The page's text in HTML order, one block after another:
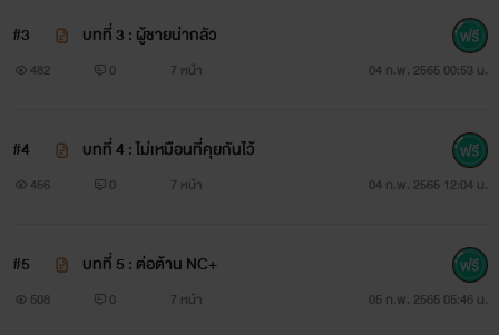
#3 บทที่ 3 : ผู้ชายน่ากลัว
482 0 7 หน้า 04 ก.พ. 2565 00:53 น.
#4 บทที่ 4 : ไม่เหมือนที่คุยกันไว้
456 0 7 หน้า 04 ก.พ. 2565 12:04 น.
#5 บทที่ 5 : ต่อต้าน NC+
508 0 7 หน้า 05 ก.พ. 2565 05:46 น.